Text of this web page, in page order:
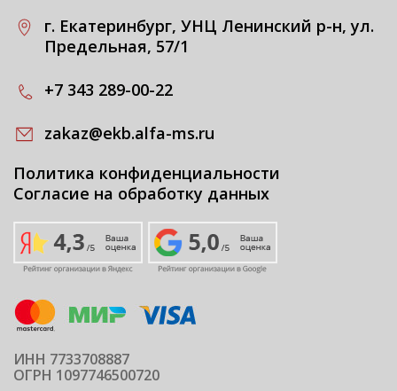
г. Екатеринбург, УНЦ Ленинский р-н, ул.
Предельная, 57/1
+7 343 289-00-22
zakaz@ekb.alfa-ms.ru
Политика конфиденциальности
Согласие на обработку данных
ИНН 7733708887
ОГРН 1097746500720